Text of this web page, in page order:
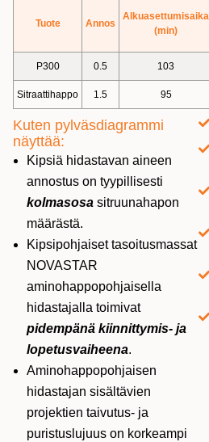
Tuote Annos
Alkuasettumisaika
(min)
P300 0.5 103
Sitraattihappo 1.5 95
Kuten pylväsdiagrammi
näyttää:
Kipsiä hidastavan aineen
annostus on tyypillisesti
kolmasosa sitruunahapon
määrästä.
Kipsipohjaiset tasoitusmassat
NOVASTAR
aminohappopohjaisella
hidastajalla toimivat
pidempänä kiinnittymis- ja
lopetusvaiheena.
Aminohappopohjaisen
hidastajan sisältävien
projektien taivutus- ja
puristuslujuus on korkeampi